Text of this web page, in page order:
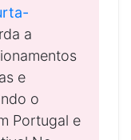
a
e
o
Portugal e